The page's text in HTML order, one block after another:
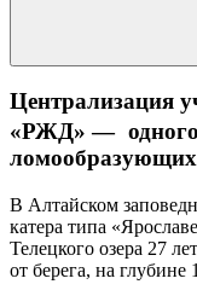
Централизация
«РЖД» —
В Алтайском
катера типа
Телецкого озера 27
от берега, на глубине